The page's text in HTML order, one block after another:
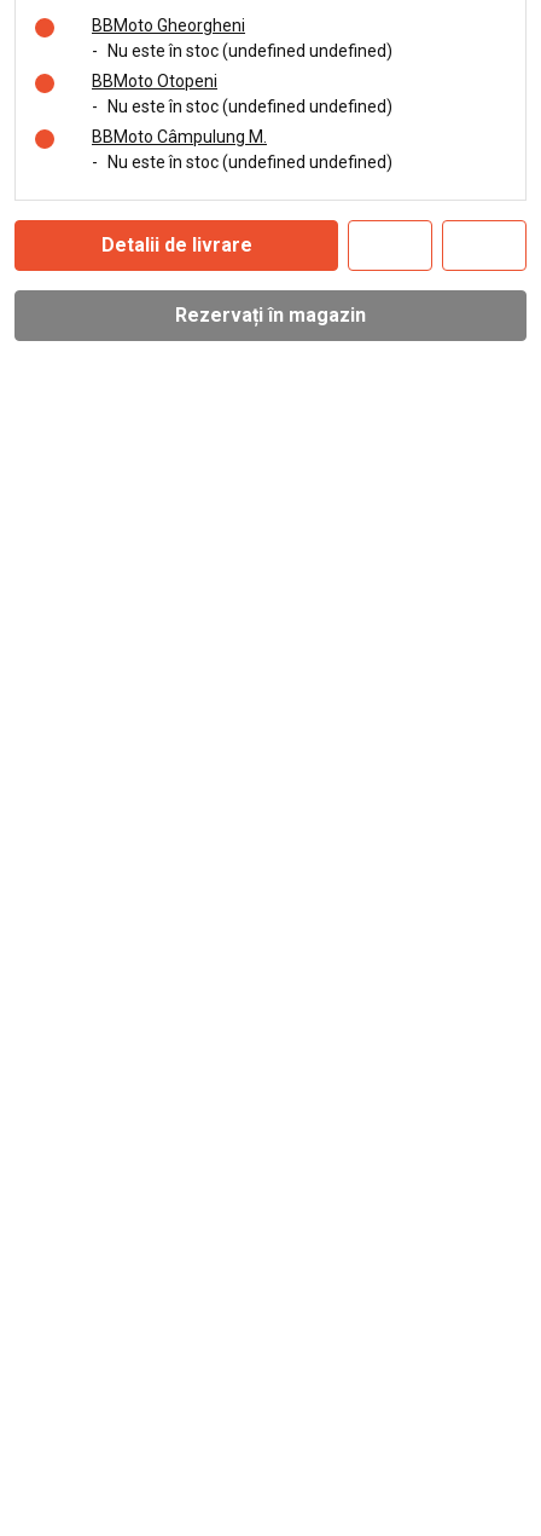
BBMoto Gheorgheni
-
Nu este în stoc (undefined undefined)
BBMoto Otopeni
-
Nu este în stoc (undefined undefined)
BBMoto Câmpulung M.
-
Nu este în stoc (undefined undefined)
Detalii de livrare
Rezervați în magazin